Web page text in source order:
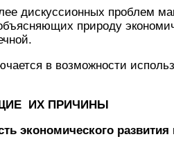
дискуссионных проблем
природу
в возможности
ИХ ПРИЧИНЫ
экономического